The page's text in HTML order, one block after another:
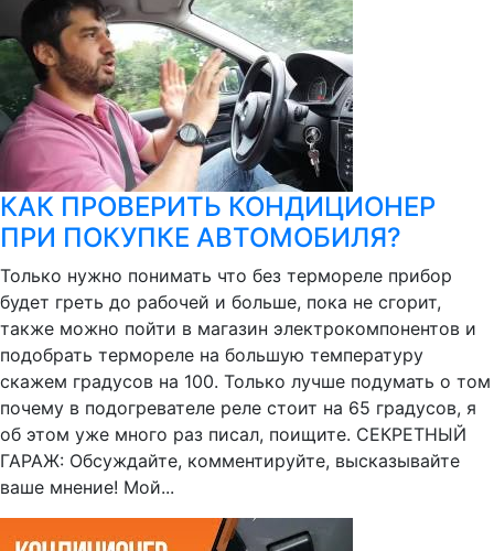
КАК ПРОВЕРИТЬ КОНДИЦИОНЕР
ПРИ ПОКУПКЕ АВТОМОБИЛЯ?
Только нужно понимать что без термореле прибор
будет греть до рабочей и больше, пока не сгорит,
также можно пойти в магазин электрокомпонентов и
подобрать термореле на большую температуру
скажем градусов на 100. Только лучше подумать о том
почему в подогревателе реле стоит на 65 градусов, я
об этом уже много раз писал, поищите. СЕКРЕТНЫЙ
ГАРАЖ: Обсуждайте, комментируйте, высказывайте
ваше мнение! Мой...